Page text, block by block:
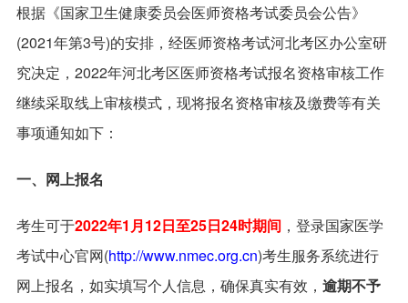
根据《国家卫生健康委员会医师资格考试委员会公告》
(2021年第3号)的安排，经医师资格考试河北考区办公室研
究决定，2022年河北考区医师资格考试报名资格审核工作
继续采取线上审核模式，现将报名资格审核及缴费等有关
事项通知如下：
一、网上报名
考生可于2022年1月12日至25日24时期间，登录国家医学
考试中心官网(http://www.nmec.org.cn)考生服务系统进行
网上报名，如实填写个人信息，确保真实有效， 逾期不予